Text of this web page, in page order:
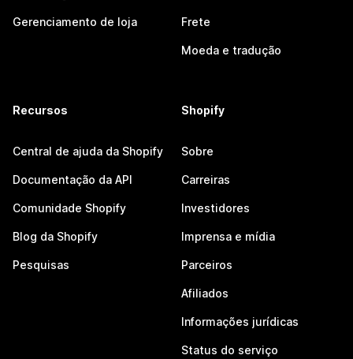
Gerenciamento de loja Frete
Moeda e tradução
Recursos
Central de ajuda da Shopify
Documentação da API
Comunidade Shopify
Blog da Shopify
Pesquisas
Shopify
Sobre
Carreiras
Investidores
Imprensa e mídia
Parceiros
Afiliados
Informações jurídicas
Status do serviço